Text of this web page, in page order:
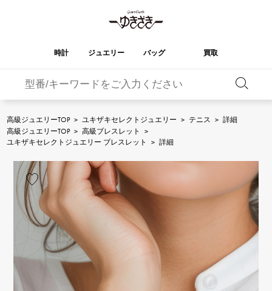
時計 ジュエリー バッグ 買取
OMEGA
オメガ ブライトリング
A.LANGE & SOHNE
ランゲ＆ゾーネ
Breguet
PATEK PHILIPPE
パテック・フィリップ
IWC
FRANCK MULLER
フランク・ミュラー
VACHERON
CONSTANTIN
ヴァシュロン・コンスタ
ンタン
YUKIZAKI
ジュエリー
ジュエリー
レガリア ダブルトップ
YOBIKO
ヨビコ
NOMBRE
NOMBRE putite
ノンブルプティ
ALPHA putite
アルファプティ
RICH CROSS
リッチクロス
TwinPinky
ツインピンキー
バーキン オータクロア
ケリー
ガーデンパーティー エブリン
財布
小物
エルメスバッグ
高級ジュエリーTOP > ユキザキセレクトジュエリー > テニス > 詳細
高級ジュエリーTOP > 高級ブレスレット
>
ユキザキセレクトジュエリー ブレスレット
> 詳細